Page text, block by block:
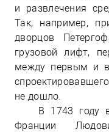
и развлечения
Так, например,
дворцов
грузовой лифт,
между первым и
не дошло.
В 1743 году в
Франции